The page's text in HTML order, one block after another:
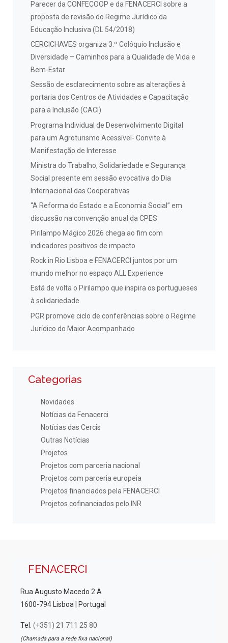
Parecer da CONFECOOP e da FENACERCI sobre a
proposta de revisão do Regime Jurídico da
Educação Inclusiva (DL 54/2018)
CERCICHAVES organiza 3.º Colóquio Inclusão e
Diversidade – Caminhos para a Qualidade de Vida e
Bem-Estar
Sessão de esclarecimento sobre as alterações à
portaria dos Centros de Atividades e Capacitação
para a Inclusão (CACI)
Programa Individual de Desenvolvimento Digital
para um Agroturismo Acessível- Convite à
Manifestação de Interesse
Ministra do Trabalho, Solidariedade e Segurança
Social presente em sessão evocativa do Dia
Internacional das Cooperativas
“A Reforma do Estado e a Economia Social” em
discussão na convenção anual da CPES
Pirilampo Mágico 2026 chega ao fim com
indicadores positivos de impacto
Rock in Rio Lisboa e FENACERCI juntos por um
mundo melhor no espaço ALL Experience
Está de volta o Pirilampo que inspira os portugueses
à solidariedade
PGR promove ciclo de conferências sobre o Regime
Jurídico do Maior Acompanhado
Categorias
Novidades
Notícias da Fenacerci
Notícias das Cercis
Outras Notícias
Projetos
Projetos com parceria nacional
Projetos com parceria europeia
Projetos financiados pela FENACERCI
Projetos cofinanciados pelo INR
FENACERCI
Rua Augusto Macedo 2 A
1600-794 Lisboa | Portugal
Tel. (+351) 21 711 25 80
(Chamada para a rede fixa nacional)